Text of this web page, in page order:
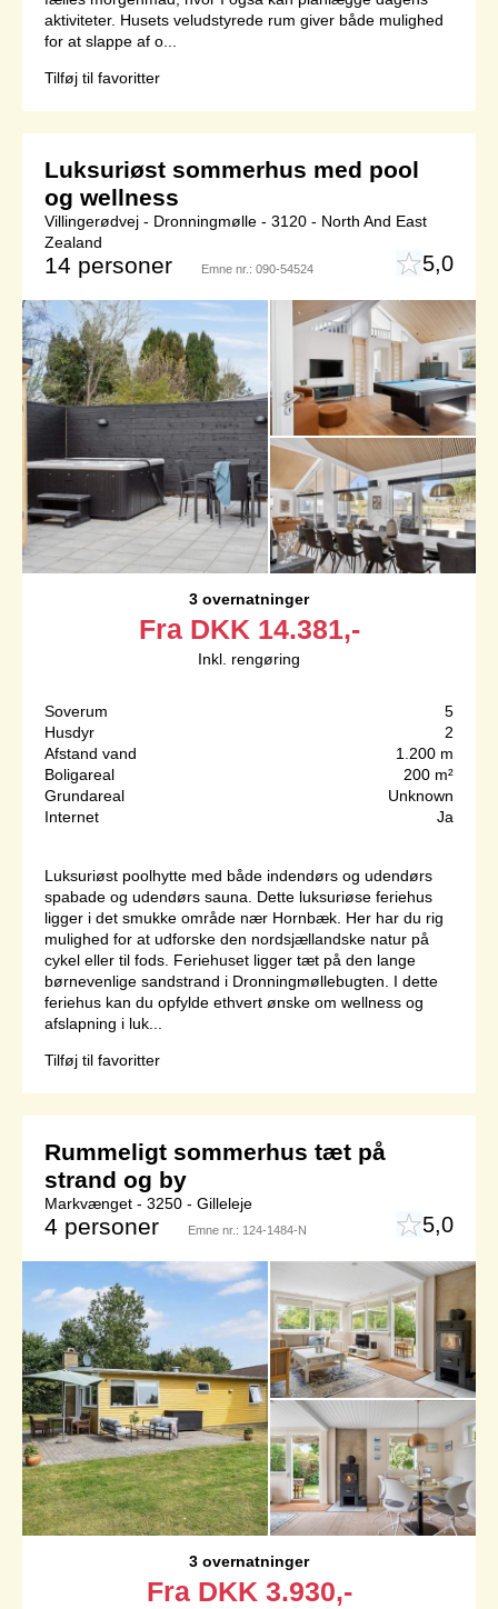
aktiviteter. Husets veludstyrede rum giver både mulighed
for at slappe af o...
Tilføj til favoritter
Luksuriøst sommerhus med pool
og wellness
Villingerødvej - Dronningmølle - 3120 - North And East
Zealand
14 personer Emne nr.: 090-54524 5,0
3 overnatninger
Fra DKK 14.381,-
Inkl. rengøring
Soverum
5
Husdyr
2
Afstand vand
1.200 m
Boligareal
200 m²
Grundareal
Unknown
Internet
Ja
Luksuriøst poolhytte med både indendørs og udendørs
spabade og udendørs sauna. Dette luksuriøse feriehus
ligger i det smukke område nær Hornbæk. Her har du rig
mulighed for at udforske den nordsjællandske natur på
cykel eller til fods. Feriehuset ligger tæt på den lange
børnevenlige sandstrand i Dronningmøllebugten. I dette
feriehus kan du opfylde ethvert ønske om wellness og
afslapning i luk...
Tilføj til favoritter
Rummeligt sommerhus tæt på
strand og by
Markvænget - 3250 - Gilleleje
4 personer Emne nr.: 124-1484-N 5,0
3 overnatninger
Fra DKK 3.930,-